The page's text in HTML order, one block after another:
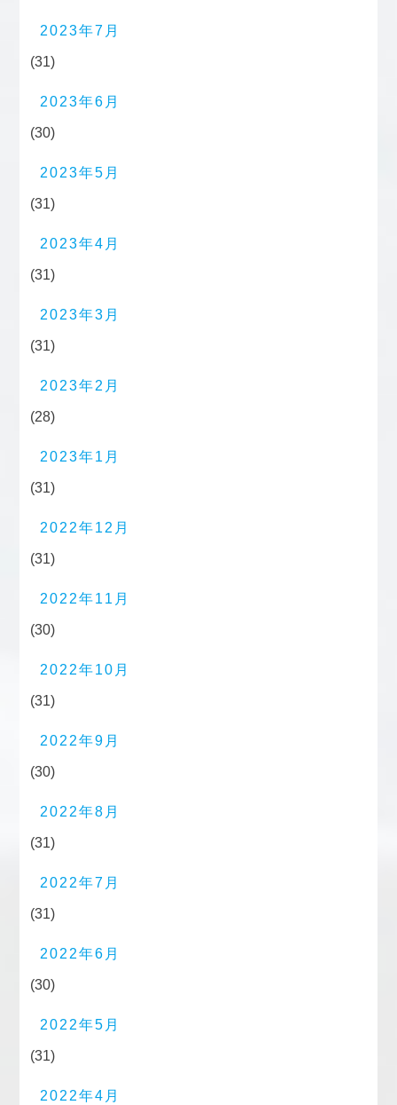
2023年7月
(31)
2023年6月
(30)
2023年5月
(31)
2023年4月
(31)
2023年3月
(31)
2023年2月
(28)
2023年1月
(31)
2022年12月
(31)
2022年11月
(30)
2022年10月
(31)
2022年9月
(30)
2022年8月
(31)
2022年7月
(31)
2022年6月
(30)
2022年5月
(31)
2022年4月